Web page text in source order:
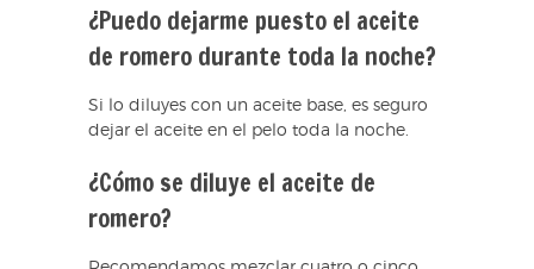
¿Puedo dejarme puesto el aceite
de romero durante toda la noche?
Si lo diluyes con un aceite base, es seguro
dejar el aceite en el pelo toda la noche.
¿Cómo se diluye el aceite de
romero?